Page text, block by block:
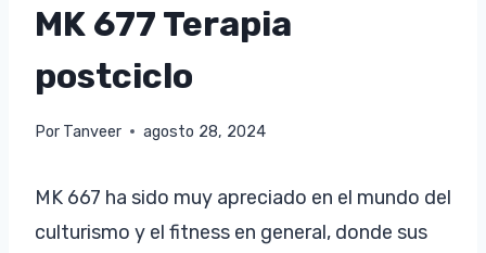
MK 677 Terapia
postciclo
Por Tanveer agosto 28, 2024
MK 667 ha sido muy apreciado en el mundo del
culturismo y el fitness en general, donde sus